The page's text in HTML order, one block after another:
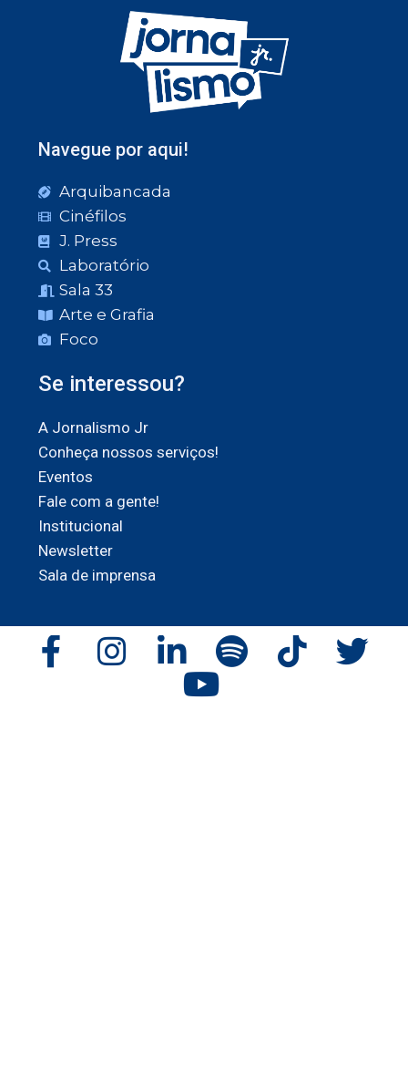
Navegue por aqui!
Arquibancada
Cinéfilos
J. Press
Laboratório
Sala 33
Arte e Grafia
Foco
Se interessou?
A Jornalismo Jr
Conheça nossos serviços!
Eventos
Fale com a gente!
Institucional
Newsletter
Sala de imprensa